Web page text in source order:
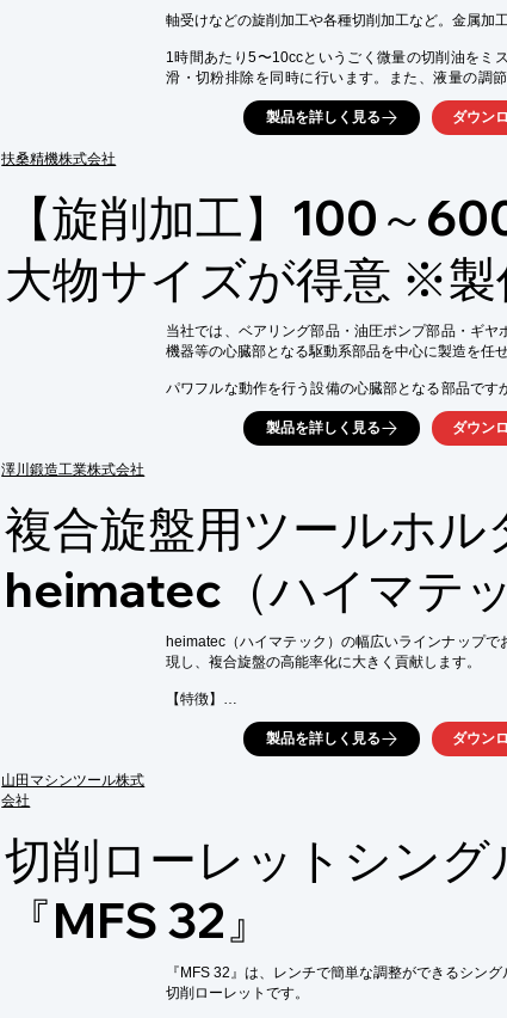
扶桑精機株式会社
軸受けなどの旋削加工や各種切削加工など。金属加
1時間あたり5〜10ccというごく微量の切削油をミ
滑・切粉排除を同時に行います。また、液量の調
油・潤滑主体と用途に合わせて使い分けが可能です
製品の洗浄処理が軽減され、廃液やその処理の過程
■抜群の仕上がりで大幅なコストダウン
＜e-ミスト＞は切削液のコストはもちろん、製品
大幅に軽減します。冷風加工のように、面粗度の低
■こんなに簡単!しかもお手軽価格
と低価格のベストパフォーマンス。どんな機械にも
からお使いになれます。
※詳しくは、資料請求にてお問い合わせ下さい。
製品を詳しく見る ダウン
【旋削加工】100～
大物サイズが得意 ※製
澤川鍛造工業株式会社
当社では、ベアリング部品・油圧ポンプ部品・ギヤ
機器等の心臓部となる駆動系部品を中心に製造を任
パワフルな動作を行う設備の心臓部となる部品です
靱性・耐疲労性等が要求されます。
高精度加工を追求しながら、アイデアと発想力と
課題に挑戦します。
⇒薄肉・バニシング加工×中大物サイズが得意！
⇒技術・高精度を担保するアイデア提案はお任せ！
（鋳鉄部品でも、旋削にてRmax3.2sの高精度加
案）
製品を詳しく見る ダウン
複合旋盤用ツールホル
heimatec（ハイマテッ
山田マシンツール株式
会社
heimatec（ハイマテック）の幅広いラインナップ
現し、複合旋盤の高能率化に大きく貢献します。
【特徴】
■ベアリングへのこだわり
高剛性・高精度な加工を実現する為、ベアリング
ナップの中にはローラーテーパーベアリングを使用
従来品に比べてコレットが中に沈んだデザインの為
内部給油対応/対応ツールサイズUP/搭載工具本数UP/
タクト短縮/加工精度・面粗度UP/工具寿命延長/切り
※詳しくはお問い合わせ、またはカタログをダウン
製品を詳しく見る ダウン
切削ローレットシング
『MFS 32』
『MFS 32』は、レンチで簡単な調整ができるシン
切削ローレットです。